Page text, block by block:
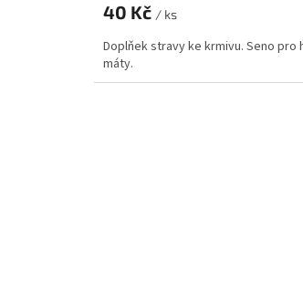
40 Kč / ks
Doplňek stravy ke krmivu. Seno pro
máty.